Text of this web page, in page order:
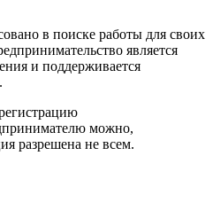
в поиске работы для своих
является
и поддерживается
можно,
разрешена не всем.